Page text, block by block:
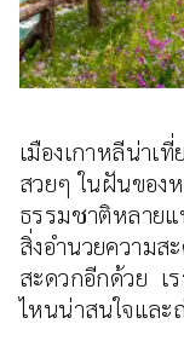
เมืองเกาหลีน่าเ
สวยๆ ในฝันของ
ธรรมชาติหลาย
สิ่งอำนวยความส
สะดวกอีกด้วย เ
ไหนน่าสนใจและ